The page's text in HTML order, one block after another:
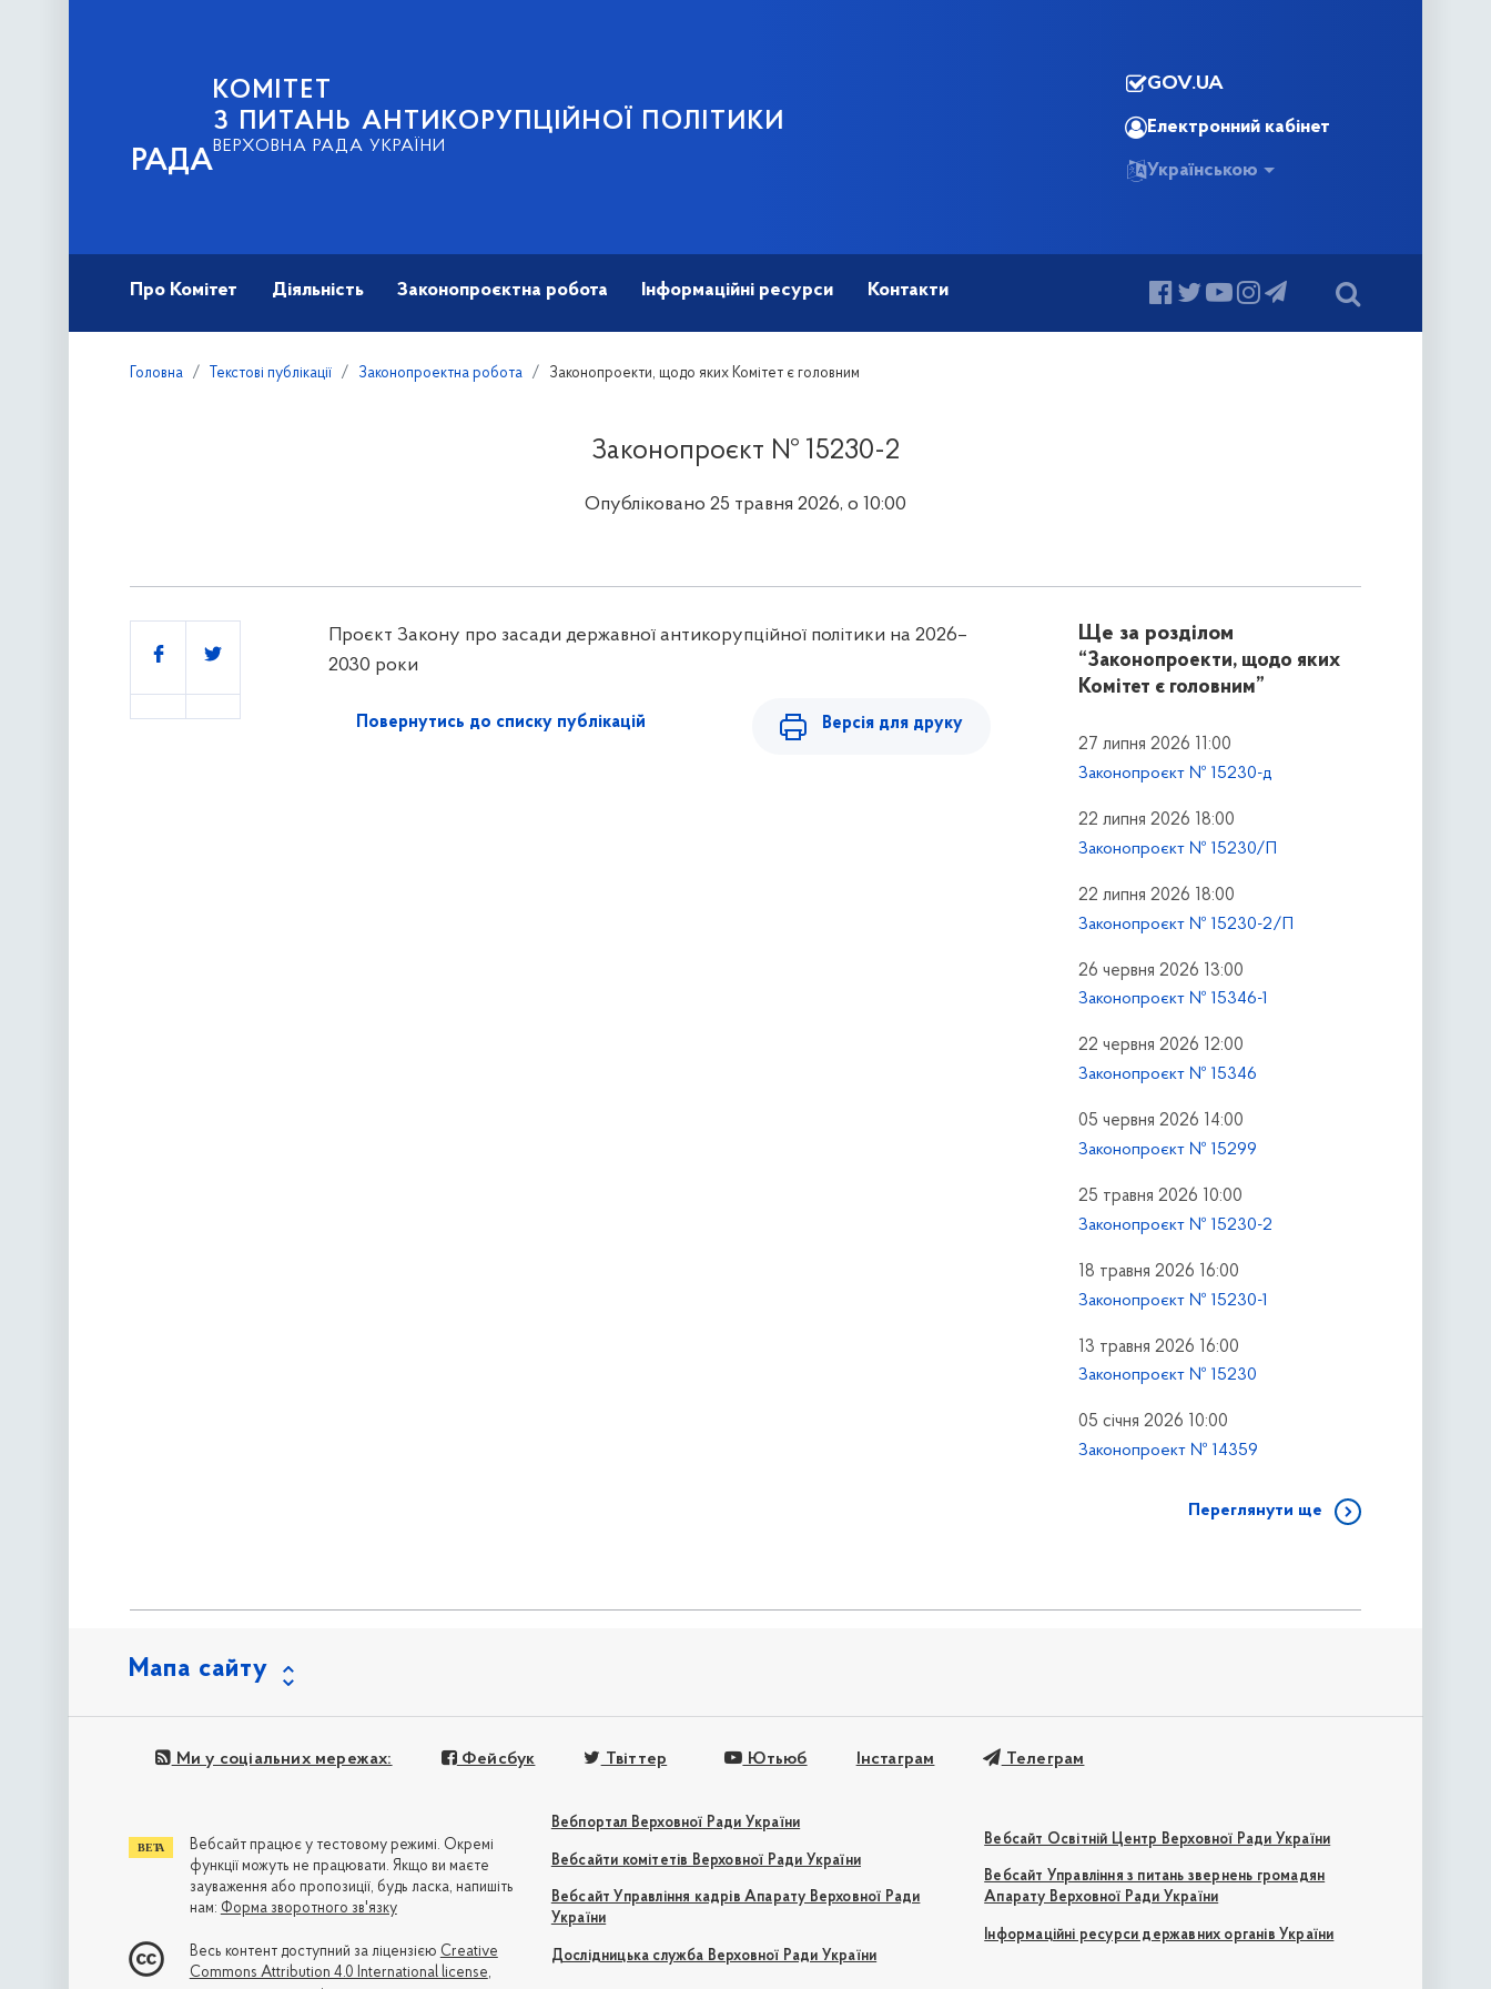
РАДА
КОМІТЕТ
З ПИТАНЬ АНТИКОРУПЦІЙНОЇ ПОЛІТИКИ
ВЕРХОВНА РАДА УКРАЇНИ
GOV.UA
Електронний кабінет
Українською
Про Комітет Діяльність Законопроєктна робота Інформаційні ресурси Контакти
Головна Текстові публікації Законопроектна робота Законопроекти, щодо яких Комітет є головним
Законопроєкт № 15230-2
Опубліковано 25 травня 2026, о 10:00
Проєкт Закону про засади державної антикорупційної політики на 2026–
2030 роки
Поділитись
Повернутись до списку публікацій Версія для друку
Ще за розділом
“Законопроекти, щодо яких
Комітет є головним”
27 липня 2026 11:00
Законопроєкт № 15230-д
22 липня 2026 18:00
Законопроєкт № 15230/П
22 липня 2026 18:00
Законопроєкт № 15230-2/П
26 червня 2026 13:00
Законопроєкт № 15346-1
22 червня 2026 12:00
Законопроєкт № 15346
05 червня 2026 14:00
Законопроєкт № 15299
25 травня 2026 10:00
Законопроєкт № 15230-2
18 травня 2026 16:00
Законопроєкт № 15230-1
13 травня 2026 16:00
Законопроєкт № 15230
05 січня 2026 10:00
Законопроект № 14359
Переглянути ще
Мапа сайту
Ми у соціальних мережах: Фейсбук Твіттер Ютьюб Інстаграм Телеграм
Вебпортал Верховної Ради України
Вебсайти комітетів Верховної Ради України
Вебсайт Управління кадрів Апарату Верховної Ради
України
Дослідницька служба Верховної Ради України
Вебсайт Освітній Центр Верховної Ради України
Вебсайт Управління з питань звернень громадян
Апарату Верховної Ради України
Інформаційні ресурси державних органів України
Вебсайт працює у тестовому режимі. Окремі
функції можуть не працювати. Якщо ви маєте
зауваження або пропозиції, будь ласка, напишіть
нам: Форма зворотного зв'язку
Весь контент доступний за ліцензією Creative
Commons Attribution 4.0 International license,